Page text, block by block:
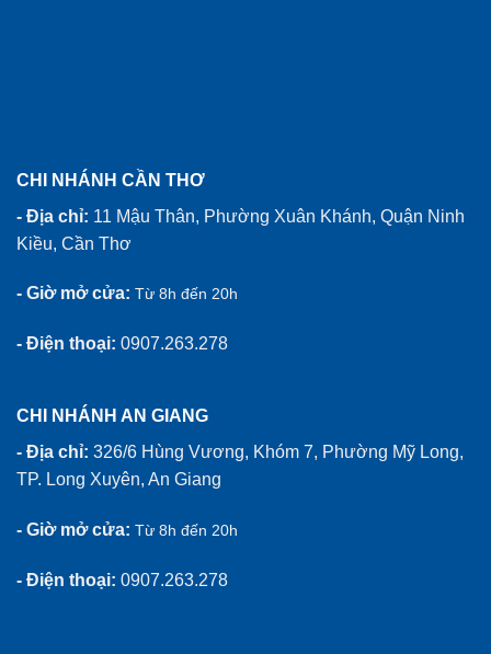
CHI NHÁNH CẦN THƠ
- Địa chỉ: 11 Mậu Thân, Phường Xuân Khánh, Quận Ninh
Kiều, Cần Thơ
- Giờ mở cửa: Từ 8h đến 20h
- Điện thoại: 0907.263.278
CHI NHÁNH AN GIANG
- Địa chỉ: 326/6 Hùng Vương, Khóm 7, Phường Mỹ Long,
TP. Long Xuyên, An Giang
- Giờ mở cửa: Từ 8h đến 20h
- Điện thoại: 0907.263.278